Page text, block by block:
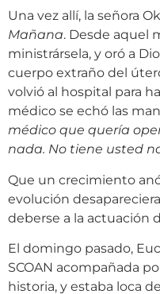
Una vez allí, la señora
Mañana. Desde aquel
ministrársela, y oró a
cuerpo extraño del
volvió al hospital para
médico se echó las
médico que quería
nada. No tiene usted
Que un crecimiento
evolución
deberse a la actuación
El domingo pasado,
SCOAN acompañada
historia, y estaba loca